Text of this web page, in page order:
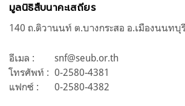
มูลนิธิสืบนาคะเสถียร
140 ถ.ติวานนท์ ต.บางกระสอ อ.เมืองนนท
อีเมล :
snf@seub.or.th
โทรศัพท์ : 0-2580-4381
แฟกซ์ :
0-2580-4382